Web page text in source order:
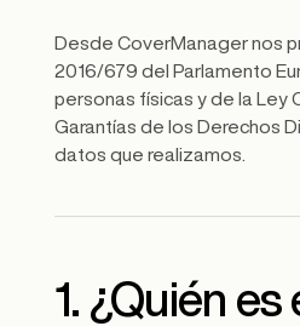
Desde CoverManager nos
2016/679 del Parlamento
personas físicas y de la Ley
Garantías de los Derechos
datos que realizamos.
1. ¿Quién